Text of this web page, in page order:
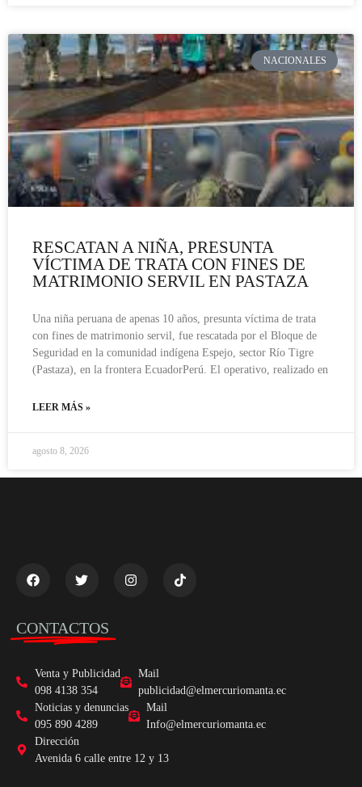
NACIONALES
RESCATAN A NIÑA, PRESUNTA
VÍCTIMA DE TRATA CON FINES DE
MATRIMONIO SERVIL EN PASTAZA
Una niña peruana de apenas 10 años, presunta víctima de trata
con fines de matrimonio servil, fue rescatada por el Bloque de
Seguridad en la comunidad indígena Espejo, sector Río Tigre
(Pastaza), en la frontera EcuadorPerú. El operativo, realizado en
LEER MÁS »
agosto 8, 2026
CONTACTOS
Venta y Publicidad
098 4138 354
Mail
publicidad@elmercuriomanta.ec
Noticias y denuncias
095 890 4289
Mail
Info@elmercuriomanta.ec
Dirección
Avenida 6 calle entre 12 y 13